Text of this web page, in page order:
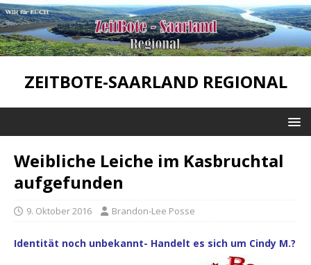
ZEITBOTE-SAARLAND REGIONAL
Weibliche Leiche im Kasbruchtal
aufgefunden
9. Oktober 2016 Brandon-Lee Posse
Identität noch unbekannt- Handelt es sich um Cindy M.?